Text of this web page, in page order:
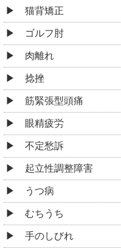
猫背矯正
ゴルフ肘
肉離れ
捻挫
筋緊張型頭痛
眼精疲労
不定愁訴
起立性調整障害
うつ病
むちうち
手のしびれ